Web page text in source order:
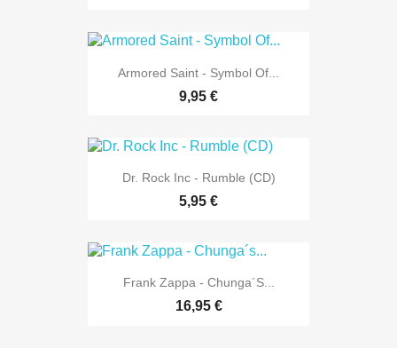
Armored Saint - Symbol Of...
9,95 €
Dr. Rock Inc - Rumble (CD)
5,95 €
Frank Zappa - Chunga´s...
16,95 €